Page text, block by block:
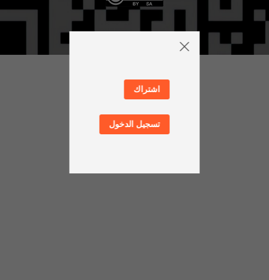
اشتراك
تسجيل الدخول